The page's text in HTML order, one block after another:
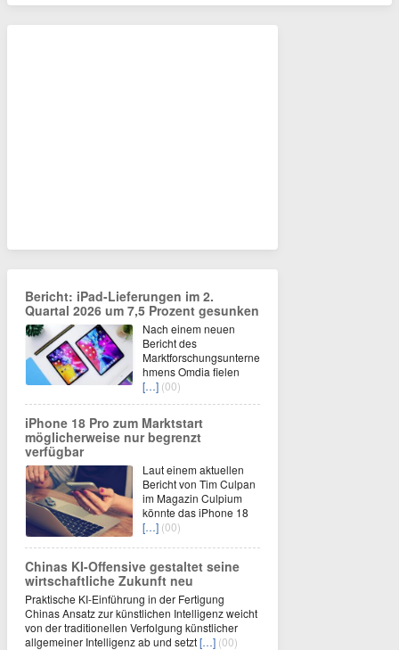
Bericht: iPad-Lieferungen im 2.
Quartal 2026 um 7,5 Prozent gesunken
Nach einem neuen
Bericht des
Marktforschungsunterne
hmens Omdia fielen
[…] (00)
iPhone 18 Pro zum Marktstart
möglicherweise nur begrenzt
verfügbar
Laut einem aktuellen
Bericht von Tim Culpan
im Magazin Culpium
könnte das iPhone 18
[…] (00)
Chinas KI-Offensive gestaltet seine
wirtschaftliche Zukunft neu
Praktische KI-Einführung in der Fertigung
Chinas Ansatz zur künstlichen Intelligenz weicht
von der traditionellen Verfolgung künstlicher
allgemeiner Intelligenz ab und setzt[…] (00)